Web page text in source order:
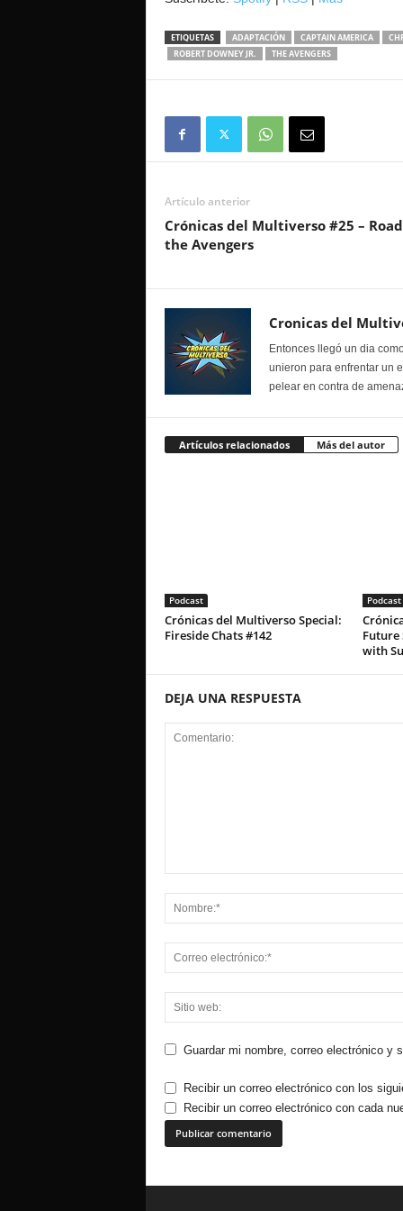
ETIQUETAS ADAPTACIÓN CAPTAIN AMERICA
ROBERT DOWNEY JR.
THE AVENGERS
Artículo anterior
Crónicas del Multiverso #25 –
the Avengers
Cronicas del
Entonces llegó un dia
unieron para enfrentar un
pelear en contra de
Artículos relacionados Más del autor
Podcast
Crónicas del Multiverso Special:
Fireside Chats #142
Podcast
Future
with
DEJA UNA RESPUESTA
Guardar mi nombre, correo electrónico y
Recibir un correo electrónico con los
Recibir un correo electrónico con cada